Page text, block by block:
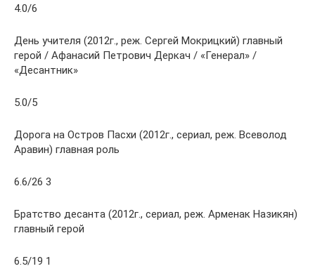
4.0/6
День учителя (2012г., реж. Сергей Мокрицкий) главный
герой / Афанасий Петрович Деркач / «Генерал» /
«Десантник»
5.0/5
Дорога на Остров Пасхи (2012г., сериал, реж. Всеволод
Аравин) главная роль
6.6/26 3
Братство десанта (2012г., сериал, реж. Арменак Назикян)
главный герой
6.5/19 1